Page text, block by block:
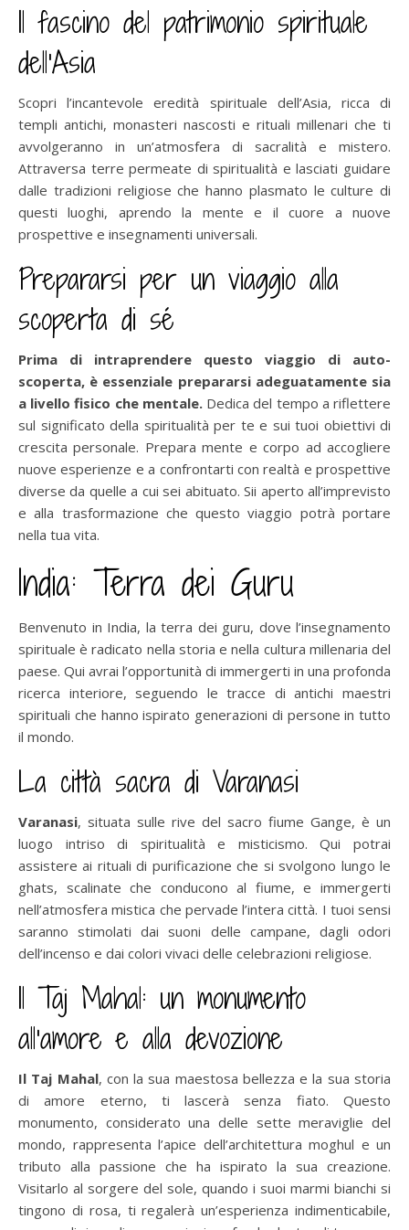
Il fascino del patrimonio spirituale
dell’Asia
Scopri l’incantevole eredità spirituale dell’Asia, ricca di
templi antichi, monasteri nascosti e rituali millenari che ti
avvolgeranno in un’atmosfera di sacralità e mistero.
Attraversa terre permeate di spiritualità e lasciati guidare
dalle tradizioni religiose che hanno plasmato le culture di
questi luoghi, aprendo la mente e il cuore a nuove
prospettive e insegnamenti universali.
Prepararsi per un viaggio alla
scoperta di sé
Prima di intraprendere questo viaggio di auto-
scoperta, è essenziale prepararsi adeguatamente sia
a livello fisico che mentale.Dedica del tempo a riflettere
sul significato della spiritualità per te e sui tuoi obiettivi di
crescita personale. Prepara mente e corpo ad accogliere
nuove esperienze e a confrontarti con realtà e prospettive
diverse da quelle a cui sei abituato. Sii aperto all’imprevisto
e alla trasformazione che questo viaggio potrà portare
nella tua vita.
India: Terra dei Guru
Benvenuto in India, la terra dei guru, dove l’insegnamento
spirituale è radicato nella storia e nella cultura millenaria del
paese. Qui avrai l’opportunità di immergerti in una profonda
ricerca interiore, seguendo le tracce di antichi maestri
spirituali che hanno ispirato generazioni di persone in tutto
il mondo.
La città sacra di Varanasi
Varanasi, situata sulle rive del sacro fiume Gange, è un
luogo intriso di spiritualità e misticismo. Qui potrai
assistere ai rituali di purificazione che si svolgono lungo le
ghats, scalinate che conducono al fiume, e immergerti
nell’atmosfera mistica che pervade l’intera città. I tuoi sensi
saranno stimolati dai suoni delle campane, dagli odori
dell’incenso e dai colori vivaci delle celebrazioni religiose.
Il Taj Mahal: un monumento
all’amore e alla devozione
Il Taj Mahal, con la sua maestosa bellezza e la sua storia
di amore eterno, ti lascerà senza fiato. Questo
monumento, considerato una delle sette meraviglie del
mondo, rappresenta l’apice dell’architettura moghul e un
tributo alla passione che ha ispirato la sua creazione.
Visitarlo al sorgere del sole, quando i suoi marmi bianchi si
tingono di rosa, ti regalerà un’esperienza indimenticabile,